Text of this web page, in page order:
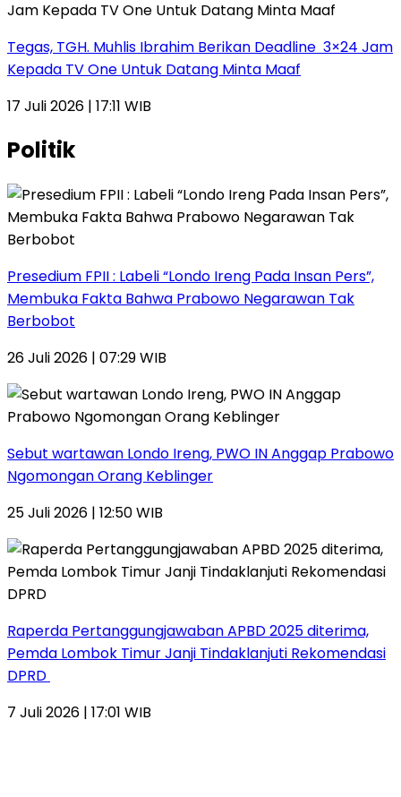
Tegas, TGH. Muhlis Ibrahim Berikan Deadline 3×24 Jam
Kepada TV One Untuk Datang Minta Maaf
17 Juli 2026 | 17:11 WIB
Politik
Presedium FPII : Labeli “Londo Ireng Pada Insan Pers”,
Membuka Fakta Bahwa Prabowo Negarawan Tak
Berbobot
26 Juli 2026 | 07:29 WIB
Sebut wartawan Londo Ireng, PWO IN Anggap Prabowo
Ngomongan Orang Keblinger
25 Juli 2026 | 12:50 WIB
Raperda Pertanggungjawaban APBD 2025 diterima,
Pemda Lombok Timur Janji Tindaklanjuti Rekomendasi
DPRD
7 Juli 2026 | 17:01 WIB